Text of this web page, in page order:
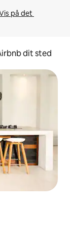
på det
dit sted